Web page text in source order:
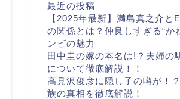
最近の投稿
【2025年最新】満島真之介と
の関係とは？仲良しすぎる“か
ンビの魅力
田中圭の嫁の本名は!？夫婦の
について徹底解説！！
高見沢俊彦に隠し子の噂が！
族の真相を徹底解説！